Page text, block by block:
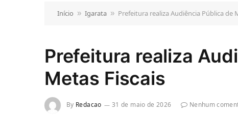
Início » Igarata » Prefeitura realiza Audiência Pública de
Prefeitura realiza
Metas Fiscais
By Redacao 31 de maio de 2026 Nenhum